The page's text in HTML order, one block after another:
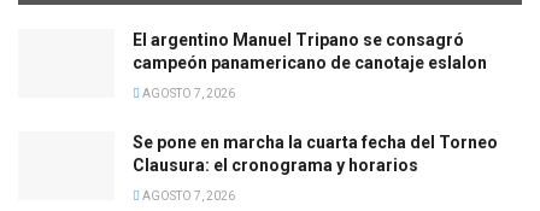
El argentino Manuel Tripano se consagró
campeón panamericano de canotaje eslalon
AGOSTO 7, 2026
Se pone en marcha la cuarta fecha del Torneo
Clausura: el cronograma y horarios
AGOSTO 7, 2026